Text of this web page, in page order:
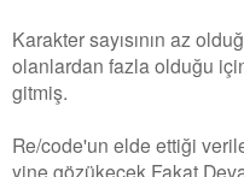
Karakter sayısının az
olanlardan fazla olduğu
gitmiş.
Re/code'un elde ettiği
yine gözükecek.Fakat